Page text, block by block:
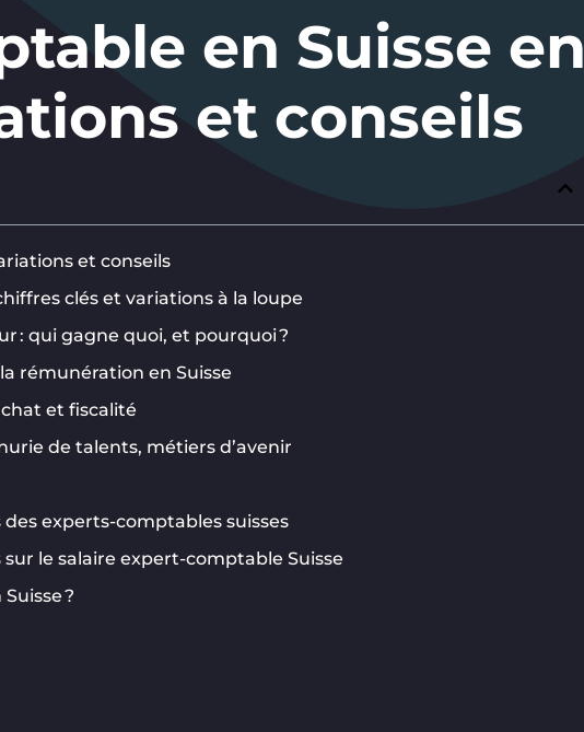
en Suisse en
et conseils
et conseils
clés et variations à la loupe
: qui gagne quoi, et pourquoi ?
rémunération en Suisse
et fiscalité
de talents, métiers d’avenir
experts-comptables suisses
le salaire expert-comptable Suisse
?